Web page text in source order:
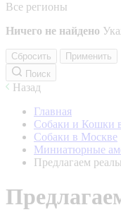
Все регионы
Ничего не найдено
Сбросить
Применить
Поиск
Назад
Главная
Собаки и Кошки
Собаки в Москве
Миниатюрные
Предлагаем